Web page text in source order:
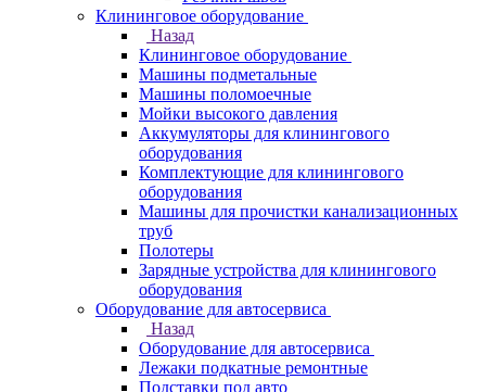
Клининговое оборудование
Назад
Клининговое оборудование
Машины подметальные
Машины поломоечные
Мойки высокого давления
Аккумуляторы для клинингового
оборудования
Комплектующие для клинингового
оборудования
Машины для прочистки канализационных
труб
Полотеры
Зарядные устройства для клинингового
оборудования
Оборудование для автосервиса
Назад
Оборудование для автосервиса
Лежаки подкатные ремонтные
Подставки под авто